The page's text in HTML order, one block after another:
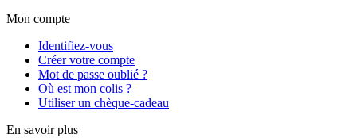
Mon compte
Identifiez-vous
Créer votre compte
Mot de passe oublié ?
Où est mon colis ?
Utiliser un chèque-cadeau
En savoir plus